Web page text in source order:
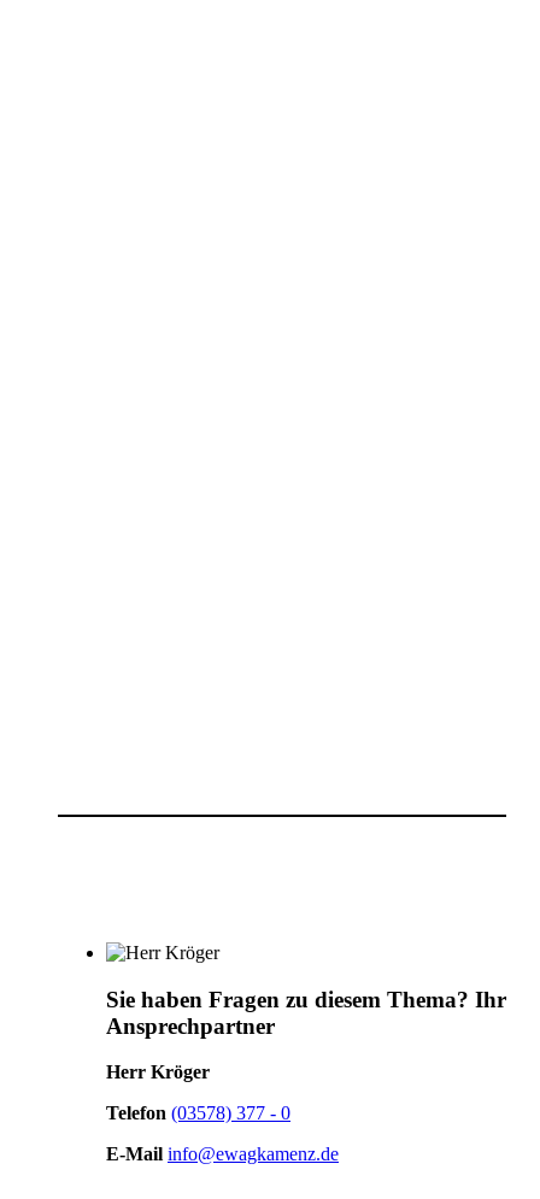
Sie haben Fragen zu diesem Thema? Ihr
Ansprechpartner
Herr Kröger
Telefon (03578) 377 - 0
E-Mail info@ewagkamenz.de